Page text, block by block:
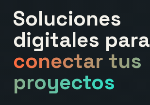
Soluciones
digitales para
conectar tus
proyectos